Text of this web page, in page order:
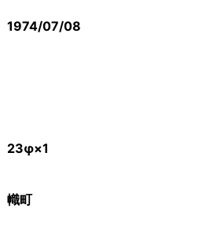
1974/07/08
23φ×1
幟町